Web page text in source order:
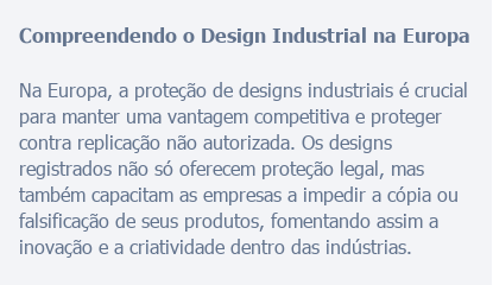
Compreendendo o Design Industrial na Europa
Na Europa, a proteção de designs industriais é crucial
para manter uma vantagem competitiva e proteger
contra replicação não autorizada. Os designs
registrados não só oferecem proteção legal, mas
também capacitam as empresas a impedir a cópia ou
falsificação de seus produtos, fomentando assim a
inovação e a criatividade dentro das indústrias.